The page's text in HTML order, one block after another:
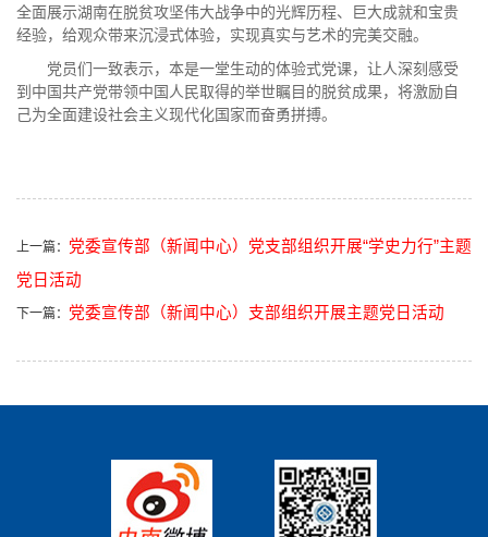
全面展示湖南在脱贫攻坚伟大战争中的光辉历程、巨大成就和宝贵
经验，给观众带来沉浸式体验，实现真实与艺术的完美交融。
党员们一致表示，本是一堂生动的体验式党课，让人深刻感受
到中国共产党带领中国人民取得的举世瞩目的脱贫成果，将激励自
己为全面建设社会主义现代化国家而奋勇拼搏。
上一篇： 党委宣传部（新闻中心）党支部组织开展“学史力行”主题
党日活动
下一篇： ​党委宣传部（新闻中心）支部组织开展主题党日活动